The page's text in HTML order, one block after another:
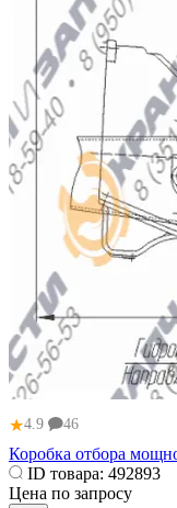
★4.9 46
Коробка отбора
ID товара: 492893
Цена по запросу